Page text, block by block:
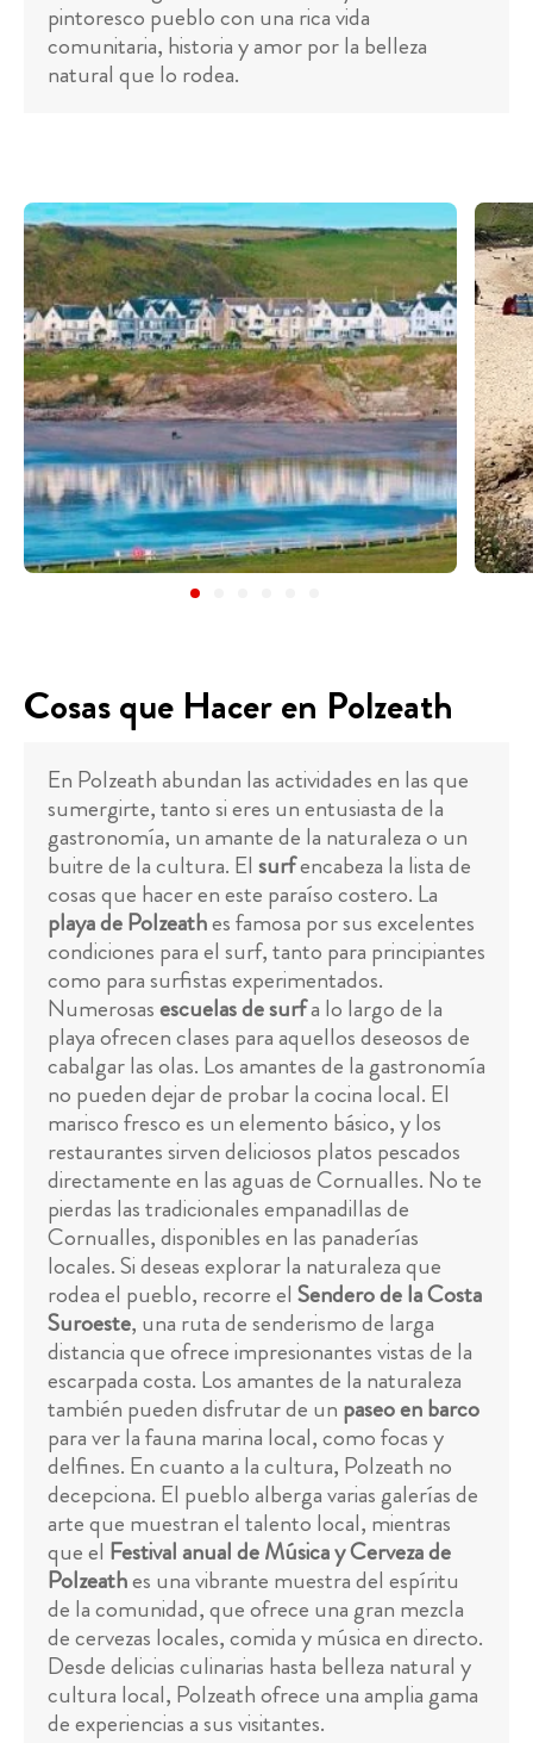
pintoresco pueblo con una rica vida
comunitaria, historia y amor por la belleza
natural que lo rodea.
Cosas que Hacer en Polzeath
En Polzeath abundan las actividades en las que
sumergirte, tanto si eres un entusiasta de la
gastronomía, un amante de la naturaleza o un
buitre de la cultura. El surfencabeza la lista de
cosas que hacer en este paraíso costero. La
playa de Polzeathes famosa por sus excelentes
condiciones para el surf, tanto para principiantes
como para surfistas experimentados.
Numerosasescuelas de surfa lo largo de la
playa ofrecen clases para aquellos deseosos de
cabalgar las olas. Los amantes de la gastronomía
no pueden dejar de probar la cocina local. El
marisco fresco es un elemento básico, y los
restaurantes sirven deliciosos platos pescados
directamente en las aguas de Cornualles. No te
pierdas las tradicionales empanadillas de
Cornualles, disponibles en las panaderías
locales. Si deseas explorar la naturaleza que
rodea el pueblo, recorre el Sendero de la Costa
Suroeste, una ruta de senderismo de larga
distancia que ofrece impresionantes vistas de la
escarpada costa. Los amantes de la naturaleza
también pueden disfrutar de un paseo en barco
para ver la fauna marina local, como focas y
delfines. En cuanto a la cultura, Polzeath no
decepciona. El pueblo alberga varias galerías de
arte que muestran el talento local, mientras
que el Festival anual de Música y Cerveza de
Polzeathes una vibrante muestra del espíritu
de la comunidad, que ofrece una gran mezcla
de cervezas locales, comida y música en directo.
Desde delicias culinarias hasta belleza natural y
cultura local, Polzeath ofrece una amplia gama
de experiencias a sus visitantes.